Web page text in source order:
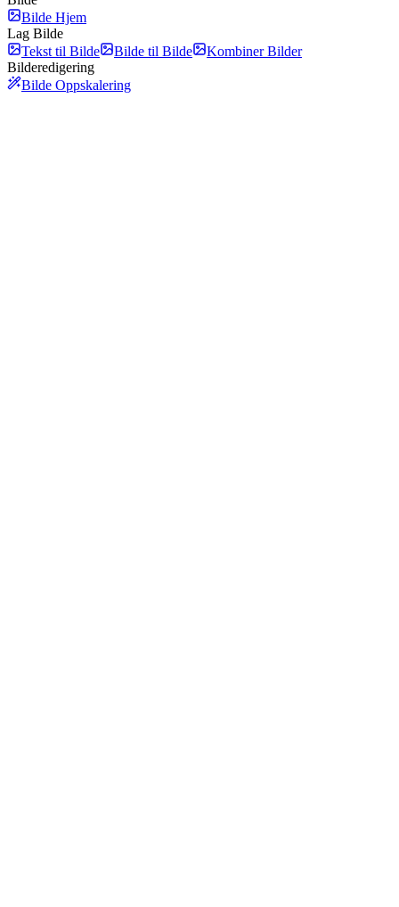
Bilde Hjem
Lag Bilde
Tekst til Bilde
Bilde til Bilde
Kombiner Bilder
Bilderedigering
Bilde Oppskalering